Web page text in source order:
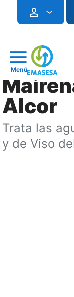
Menú
Alcor
Trata las
y de Viso